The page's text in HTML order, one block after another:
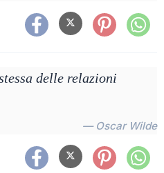
delle relazioni
— Oscar Wilde